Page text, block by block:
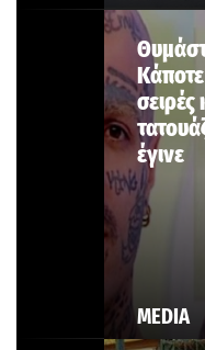
MEDIA
Κάποτε
σειρές
έγινε